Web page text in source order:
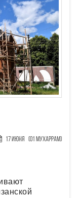
17 Июня (01 Мухаррам)